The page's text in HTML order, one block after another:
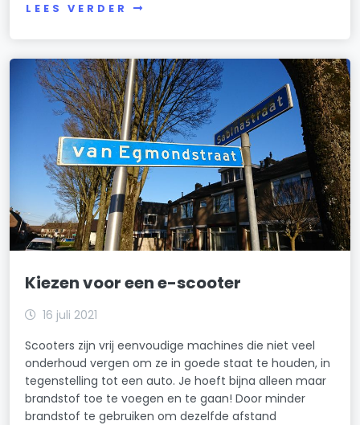
LEES VERDER
Kiezen voor een e-scooter
16 juli 2021
Scooters zijn vrij eenvoudige machines die niet veel
onderhoud vergen om ze in goede staat te houden, in
tegenstelling tot een auto. Je hoeft bijna alleen maar
brandstof toe te voegen en te gaan! Door minder
brandstof te gebruiken om dezelfde afstand